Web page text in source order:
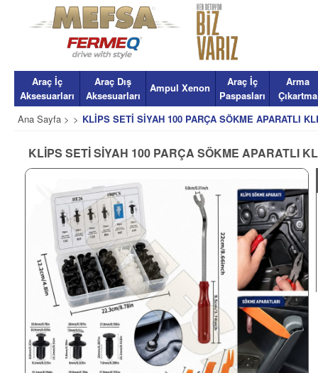
Araç İç
Aksesuarları
Araç Dış
Aksesuarları
Ampul Xenon
Araç İç
Paspasları
Arma
Çıkartma
Ana Sayfa > > KLİPS SETİ SİYAH 100 PARÇA SÖKME APARATLI
KLİPS SETİ SİYAH 100 PARÇA SÖKME APARATLI